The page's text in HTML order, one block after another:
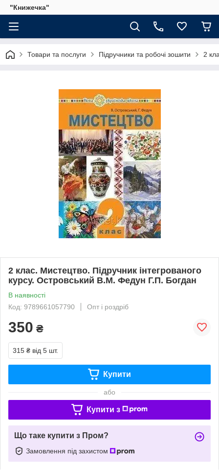
"Книжечка"
Товари та послуги Підручники та робочі зошити 2
2 клас. Мистецтво. Підручник інтегрованого
курсу. Островський В.М. Федун Г.П. Богдан
В наявності
Код: 9789661057790
Опт і роздріб
350 ₴
315 ₴ від 5 шт.
Купити
або
Купити з
Що таке купити з Пром?
Замовлення під захистом